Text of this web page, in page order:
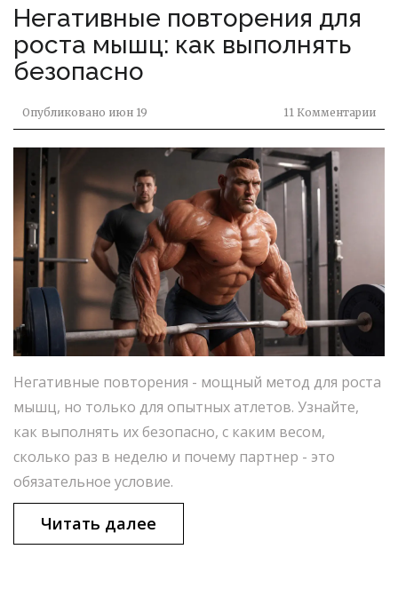
Негативные повторения для
роста мышц: как выполнять
безопасно
Опубликовано июн 19 11 Комментарии
Негативные повторения - мощный метод для роста
мышц, но только для опытных атлетов. Узнайте,
как выполнять их безопасно, с каким весом,
сколько раз в неделю и почему партнер - это
обязательное условие.
Читать далее